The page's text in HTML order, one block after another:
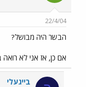
22/4/04
הבשר היה מבושל?
אם כן, אז אני לא רואה
בייגעלי